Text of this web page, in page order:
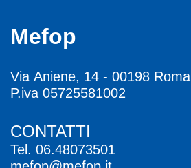
Mefop
Via Aniene, 14 - 00198 Roma
P.iva 05725581002
CONTATTI
Tel. 06.48073501